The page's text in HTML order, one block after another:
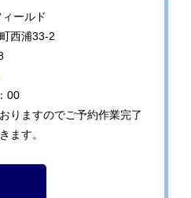
ールド
西浦33-2
00
りますのでご予約作業完了
ます。